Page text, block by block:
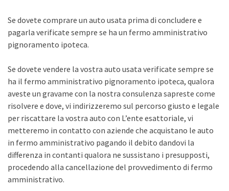
Se dovete comprare un auto usata prima di concludere e
pagarla verificate sempre se ha un fermo amministrativo
pignoramento ipoteca.
Se dovete vendere la vostra auto usata verificate sempre se
ha il fermo amministrativo pignoramento ipoteca, qualora
aveste un gravame con la nostra consulenza sapreste come
risolvere e dove, vi indirizzeremo sul percorso giusto e legale
per riscattare la vostra auto con L’ente esattoriale, vi
metteremo in contatto con aziende che acquistano le auto
in fermo amministrativo pagando il debito dandovi la
differenza in contanti qualora ne sussistano i presupposti,
procedendo alla cancellazione del provvedimento di fermo
amministrativo.